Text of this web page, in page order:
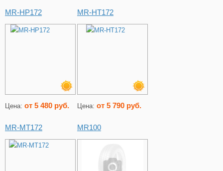
MR-HP172
Цена: от 5 480 руб.
MR-HT172
Цена: от 5 790 руб.
MR-MT172 MR100